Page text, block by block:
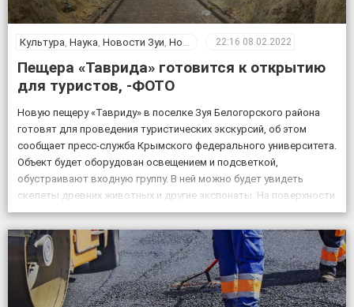
Культура Наука Новости Зуи Новости Крыма ,Общество
22:16 08.02.2022
Пещера «Таврида» готовится к открытию
для туристов, -ФОТО
Новую пещеру «Тавриду» в поселке Зуя Белогорского района
готовят для проведения туристических экскурсий, об этом
сообщает пресс-служба Крымского федерального университета.
Объект будет оборудован освещением и подсветкой,
обустраивают входную группу. В ней можно будет увидеть
скелеты древних животных и другие экспонаты. На поверхности
возле пещеры появится музей и ландшафтный парк. Фото:
пресс-служба КФУ Дата открытия уникального […]